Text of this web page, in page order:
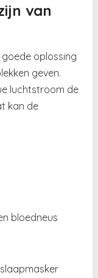
van
oplossing
geven.
luchtstroom de
kan de
bloedneus